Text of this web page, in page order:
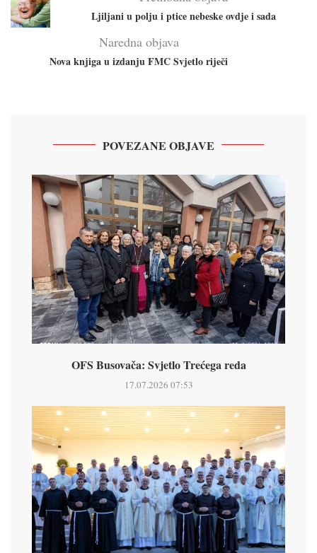
Ljiljani u polju i ptice nebeske ovdje i sada
Naredna objava
Nova knjiga u izdanju FMC Svjetlo riječi
POVEZANE OBJAVE
OFS Busovača: Svjetlo Trećega reda
17.07.2026 07:53